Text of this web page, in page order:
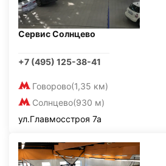
Сервис Солнцево
+7 (495) 125-38-41
Говорово(1,35 км)
Солнцево(930 м)
ул.Главмосстроя 7а